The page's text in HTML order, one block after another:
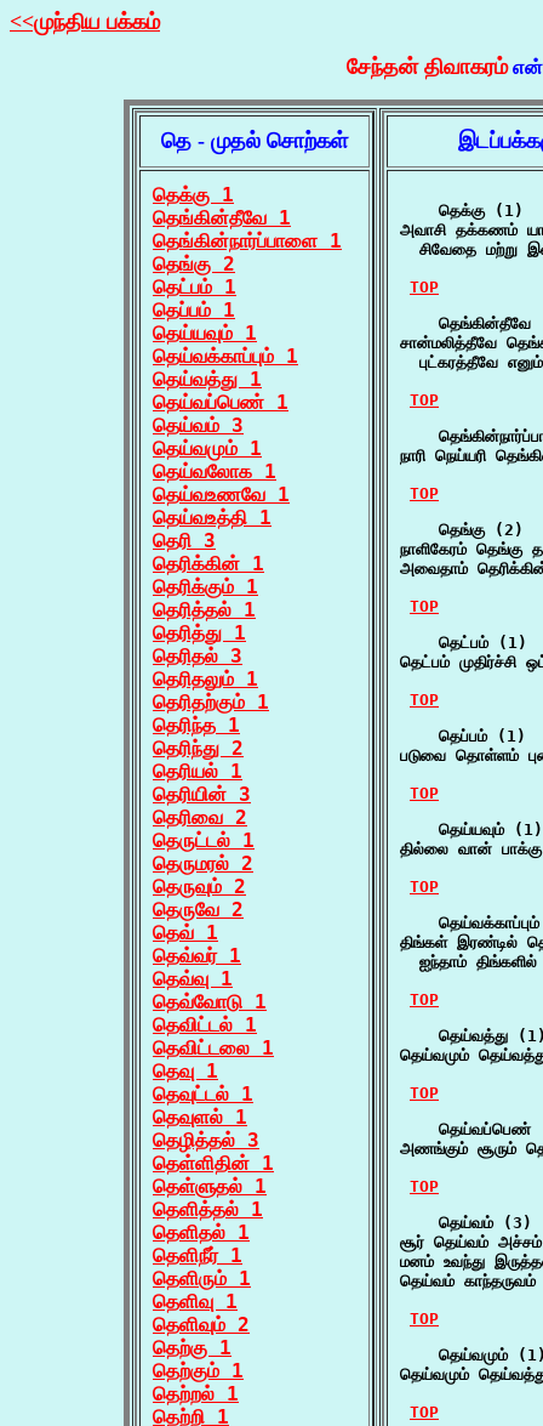
<<முந்திய பக்கம்
சேந்தன் திவாகரம்
தெ - முதல் சொற்கள்
தெக்கு 1
தெங்கின்தீவே 1
தெங்கின்நார்ப்பாளை 1
தெங்கு 2
தெட்பம் 1
தெப்பம் 1
தெய்யவும் 1
தெய்வக்காப்பும் 1
தெய்வத்து 1
தெய்வப்பெண் 1
தெய்வம் 3
தெய்வமும் 1
தெய்வலோக 1
தெய்வஉணவே 1
தெய்வஉத்தி 1
தெரி 3
தெரிக்கின் 1
தெரிக்கும் 1
தெரித்தல் 1
தெரித்து 1
தெரிதல் 3
தெரிதலும் 1
தெரிதற்கும் 1
தெரிந்த 1
தெரிந்து 2
தெரியல் 1
தெரியின் 3
தெரிவை 2
தெருட்டல் 1
தெருமரல் 2
தெருவும் 2
தெருவே 2
தெவ் 1
தெவ்வர் 1
தெவ்வு 1
தெவ்வோடு 1
தெவிட்டல் 1
தெவிட்டலை 1
தெவு 1
தெவுட்டல் 1
தெவுளல் 1
தெழித்தல் 3
தெள்ளிதின் 1
தெள்ளுதல் 1
தெளித்தல் 1
தெளிதல் 1
தெளிநீர் 1
தெளிரும் 1
தெளிவு 1
தெளிவும் 2
தெற்கு 1
தெற்கும் 1
தெற்றல் 1
தெற்றி 1
    தெக்கு (1)
அவாசி தக்கணம்
சிவேதை மற்று
TOP
தெங்கின்தீவே
சான்மலித்தீவே
புட்கரத்தீவே
TOP
நாரி நெய்யரி
TOP
    தெங்கு (2)
நாளிகேரம்
அவைதாம்
TOP
    தெட்பம் (1)
தெட்பம் முதிர்ச்சி
TOP
    தெப்பம் (1)
படுவை தொள்ளம்
TOP
    தெய்யவும் (1)
தில்லை வான்
TOP
திங்கள் இரண்டில்
ஐந்தாம்
TOP
தெய்வத்து
தெய்வமும்
TOP
தெய்வப்பெண்
அணங்கும் சூரும்
TOP
    தெய்வம் (3)
சூர் தெய்வம்
மனம் உவந்து
தெய்வம்
TOP
தெய்வமும்
தெய்வமும்
TOP